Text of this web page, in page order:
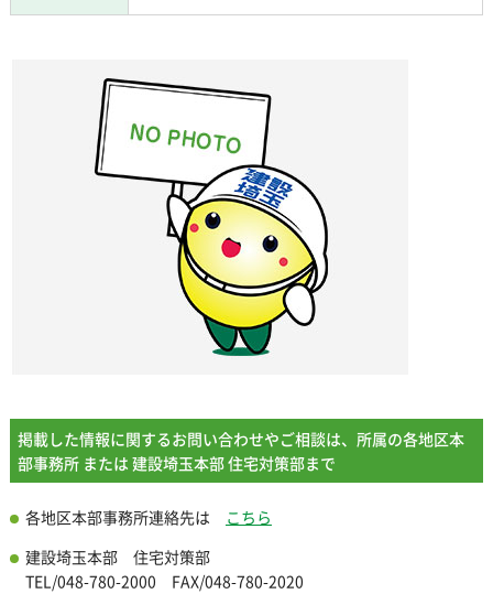
掲載した情報に関するお問い合わせやご相談は、所属の各地区本
部事務所 または 建設埼玉本部 住宅対策部まで
各地区本部事務所連絡先は
こちら
建設埼玉本部 住宅対策部
TEL/048-780-2000 FAX/048-780-2020